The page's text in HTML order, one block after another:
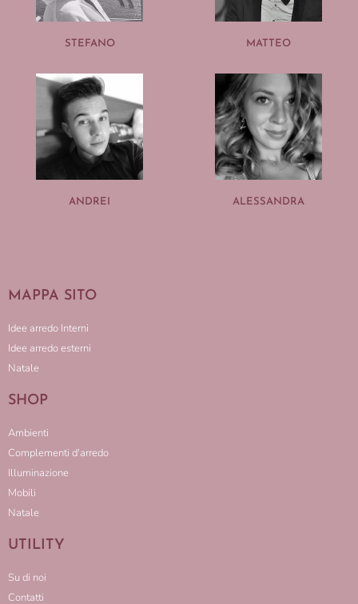
STEFANO MATTEO
ANDREI ALESSANDRA
MAPPA SITO
Idee arredo Interni
Idee arredo esterni
Natale
SHOP
Ambienti
Complementi d'arredo
Illuminazione
Mobili
Natale
UTILITY
Su di noi
Contatti